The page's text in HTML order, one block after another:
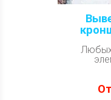
От